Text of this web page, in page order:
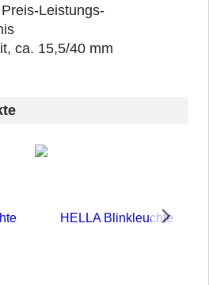
Leistungs-
ca. 15,5/40 mm